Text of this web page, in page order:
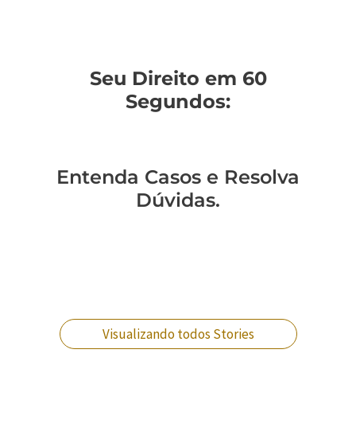
Seu Direito em 60
Segundos:
Entenda Casos e Resolva
Dúvidas.
Visualizando todos Stories